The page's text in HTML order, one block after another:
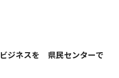
ジネスを 県民センターで